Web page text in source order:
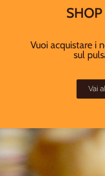
Vuoi acquistare i
sul
Vai